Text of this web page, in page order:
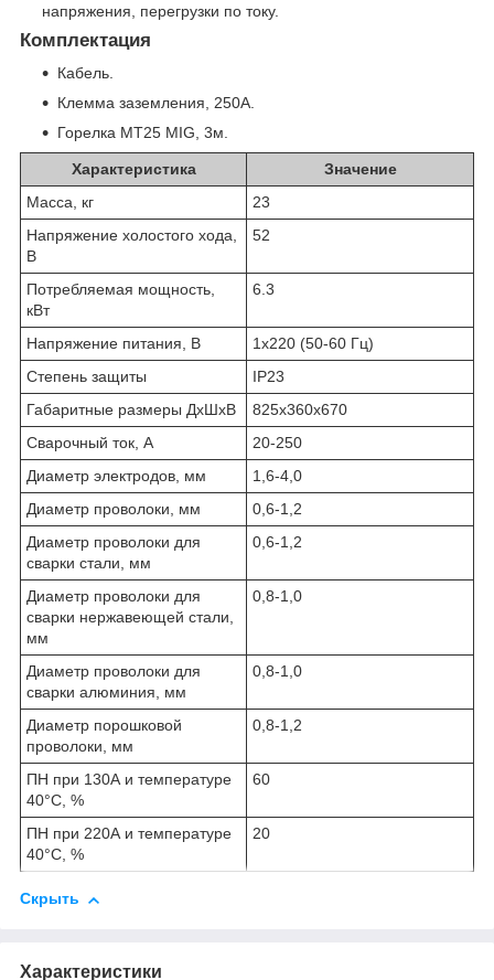
напряжения, перегрузки по току.
Комплектация
Кабель.
Клемма заземления, 250А.
Горелка MT25 MIG, 3м.
Характеристика
Значение
Масса, кг
23
Напряжение холостого хода,
В
52
Потребляемая мощность,
кВт
6.3
Напряжение питания, В
1х220 (50-60 Гц)
Степень защиты
IP23
Габаритные размеры ДхШхВ
825x360x670
Сварочный ток, А
20-250
Диаметр электродов, мм
1,6-4,0
Диаметр проволоки, мм
0,6-1,2
Диаметр проволоки для
сварки стали, мм
0,6-1,2
Диаметр проволоки для
сварки нержавеющей стали,
мм
0,8-1,0
Диаметр проволоки для
сварки алюминия, мм
0,8-1,0
Диаметр порошковой
проволоки, мм
0,8-1,2
ПН при 130А и температуре
40°С, %
60
ПН при 220А и температуре
40°С, %
20
Скрыть
Характеристики